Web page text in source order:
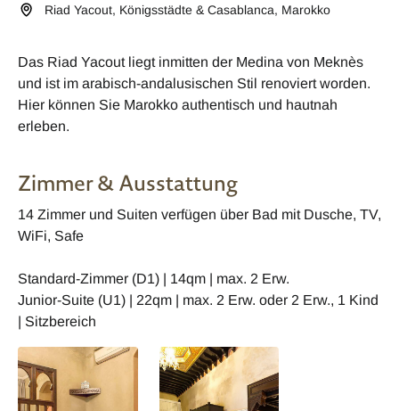
Riad Yacout, Königsstädte & Casablanca, Marokko
Das Riad Yacout liegt inmitten der Medina von Meknès
und ist im arabisch-andalusischen Stil renoviert worden.
Hier können Sie Marokko authentisch und hautnah
erleben.
Zimmer & Ausstattung
14 Zimmer und Suiten verfügen über Bad mit Dusche, TV,
WiFi, Safe
Standard-Zimmer (D1) | 14qm | max. 2 Erw.
Junior-Suite (U1) | 22qm | max. 2 Erw. oder 2 Erw., 1 Kind
| Sitzbereich